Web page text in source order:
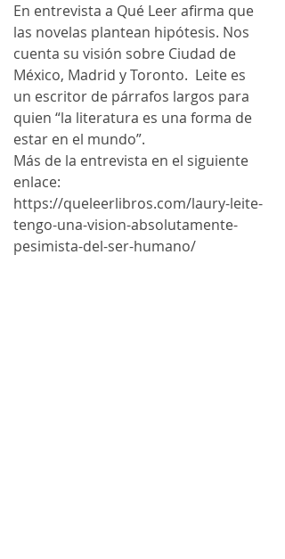
En entrevista a Qué Leer afirma que
las novelas plantean hipótesis. Nos
cuenta su visión sobre Ciudad de
México, Madrid y Toronto.  Leite es
un escritor de párrafos largos para
quien “la literatura es una forma de
estar en el mundo”.
Más de la entrevista en el siguiente
enlace:
https://queleerlibros.com/laury-leite-
tengo-una-vision-absolutamente-
pesimista-del-ser-humano/